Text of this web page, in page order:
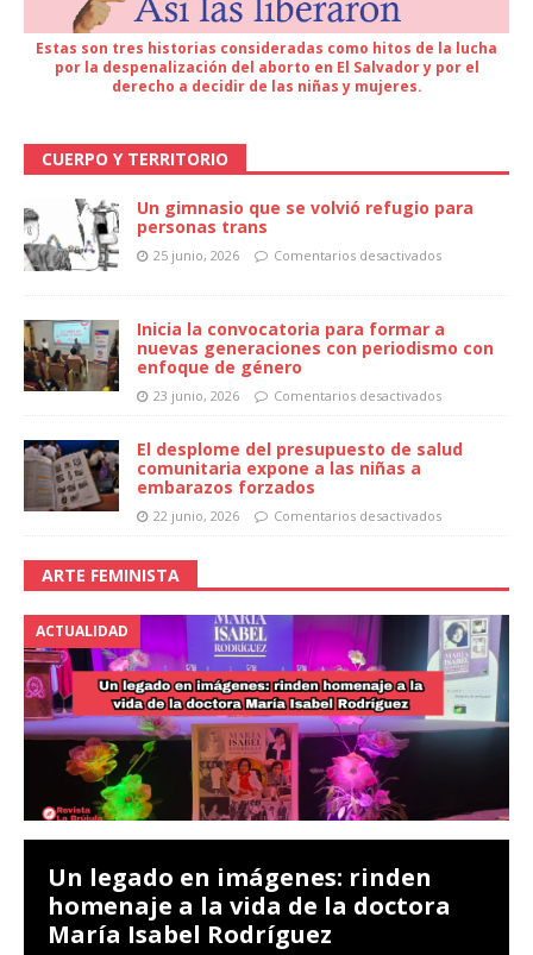
Estas son tres historias consideradas como hitos de la lucha
por la despenalización del aborto en El Salvador y por el
derecho a decidir de las niñas y mujeres.
CUERPO Y TERRITORIO
Un gimnasio que se volvió refugio para
personas trans
25 junio, 2026 Comentarios desactivados
Inicia la convocatoria para formar a
nuevas generaciones con periodismo con
enfoque de género
23 junio, 2026 Comentarios desactivados
El desplome del presupuesto de salud
comunitaria expone a las niñas a
embarazos forzados
22 junio, 2026 Comentarios desactivados
ARTE FEMINISTA
ACTUALIDAD
Un legado en imágenes: rinden
homenaje a la vida de la doctora
María Isabel Rodríguez